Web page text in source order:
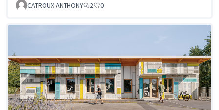
CATROUX ANTHONY 2 0